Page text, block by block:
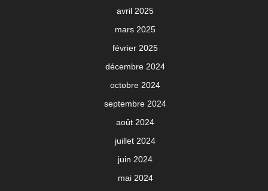
avril 2025
mars 2025
février 2025
décembre 2024
octobre 2024
septembre 2024
août 2024
juillet 2024
juin 2024
mai 2024